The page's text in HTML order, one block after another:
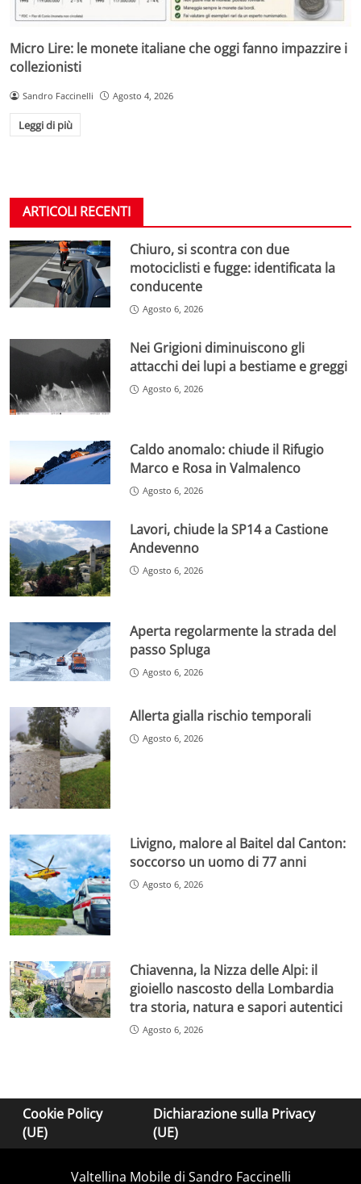
Micro Lire: le monete italiane che oggi fanno impazzire i
collezionisti
Sandro Faccinelli Agosto 4, 2026
Leggi di più
ARTICOLI RECENTI
Chiuro, si scontra con due
motociclisti e fugge: identificata la
conducente
Agosto 6, 2026
Nei Grigioni diminuiscono gli
attacchi dei lupi a bestiame e greggi
Agosto 6, 2026
Caldo anomalo: chiude il Rifugio
Marco e Rosa in Valmalenco
Agosto 6, 2026
Lavori, chiude la SP14 a Castione
Andevenno
Agosto 6, 2026
Aperta regolarmente la strada del
passo Spluga
Agosto 6, 2026
Allerta gialla rischio temporali
Agosto 6, 2026
Livigno, malore al Baitel dal Canton:
soccorso un uomo di 77 anni
Agosto 6, 2026
Chiavenna, la Nizza delle Alpi: il
gioiello nascosto della Lombardia
tra storia, natura e sapori autentici
Agosto 6, 2026
Cookie Policy
(UE)
Dichiarazione sulla Privacy
(UE)
Valtellina Mobile di Sandro Faccinelli